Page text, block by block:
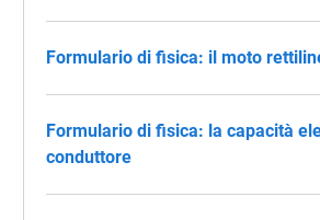
Formulario di fisica: il moto
Formulario di fisica: la capacità
conduttore